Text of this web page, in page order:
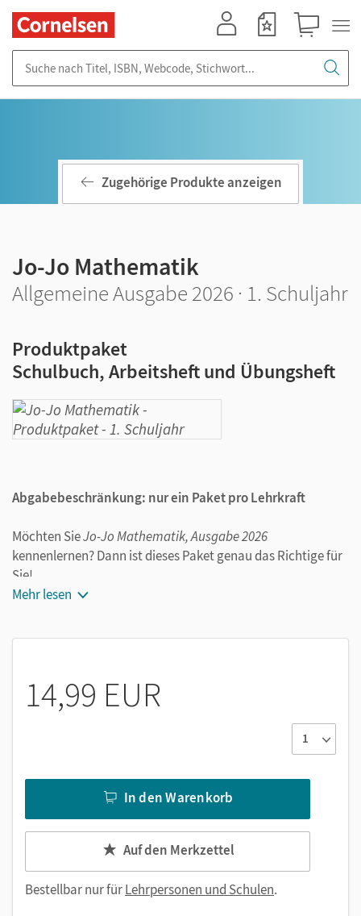
Zugehörige Produkte anzeigen
Jo-Jo Mathematik
Allgemeine Ausgabe 2026 · 1. Schuljahr
Produktpaket
Schulbuch, Arbeitsheft und Übungsheft
Abgabebeschränkung: nur ein Paket pro Lehrkraft
Möchten SieJo-Jo Mathematik, Ausgabe 2026
kennenlernen? Dann ist dieses Paket genau das Richtige für
Sie!
Das günstige Produktpaket zum
und Lernspurenheft, Klasse 1 (ISBN 978-3-464-81531-1)
Jo-Jo Mathematik, Arbeitsheft, Klasse 1 (ISBN 978-3-
Übungsheft, Klasse 1 (ISBN 978-3-
Überzeugen Sie sich selbst von den Materialien und lassen
Sie sich vomJo-Jo Mathematikbegeistern.
Mehr lesen
14,99 EUR
In den Warenkorb
Auf den Merkzettel
Bestellbar nur fürLehrpersonen und Schulen.